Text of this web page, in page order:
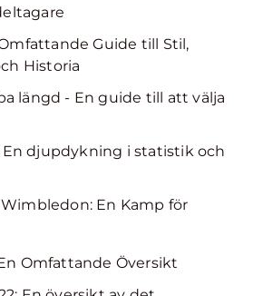
Guide till Stil,
Historia
längd - En guide till att välja
djupdykning i statistik och
En Kamp för
Omfattande Översikt